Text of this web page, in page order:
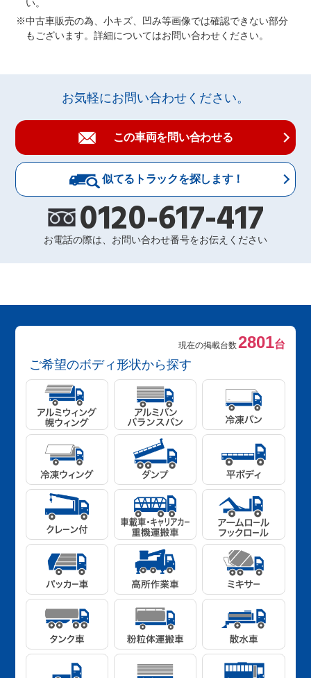
い。
中古車販売の為、小キズ、凹み等画像では確認できない部分
もございます。詳細についてはお問い合わせください。
お気軽にお問い合わせください。
この車両を問い合わせる
似てるトラックを探します！
0120-617-417
お電話の際は、お問い合わせ番号をお伝えください
現在の掲載台数2801台
ご希望のボディ形状から探す